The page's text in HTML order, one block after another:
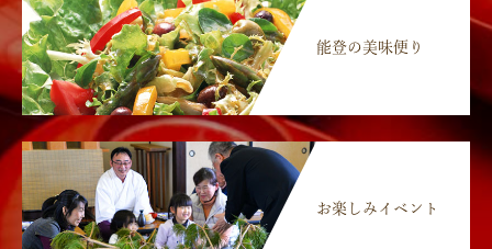
能登の美味便り
お楽しみイベント